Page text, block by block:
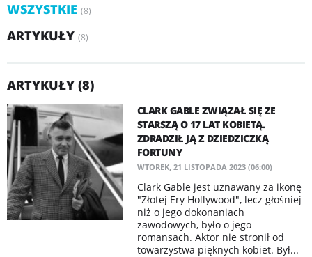
WSZYSTKIE (8)
ARTYKUŁY (8)
ARTYKUŁY (8)
CLARK GABLE ZWIĄZAŁ SIĘ ZE
STARSZĄ O 17 LAT KOBIETĄ.
ZDRADZIŁ JĄ Z DZIEDZICZKĄ
FORTUNY
WTOREK, 21 LISTOPADA 2023 (06:00)
Clark Gable jest uznawany za ikonę
"Złotej Ery Hollywood", lecz głośniej
niż o jego dokonaniach
zawodowych, było o jego
romansach. Aktor nie stronił od
towarzystwa pięknych kobiet. Był...